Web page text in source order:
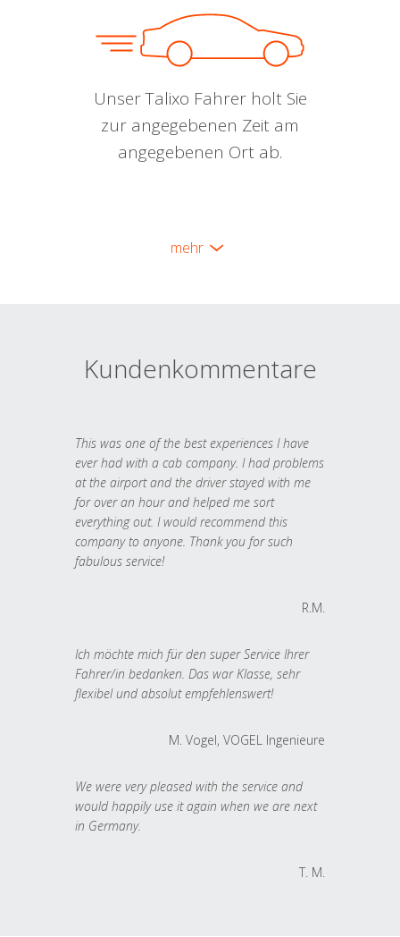
Unser Talixo Fahrer holt Sie
zur angegebenen Zeit am
angegebenen Ort ab.
mehr
Kundenkommentare
This was one of the best experiences I have
ever had with a cab company. I had problems
at the airport and the driver stayed with me
for over an hour and helped me sort
everything out. I would recommend this
company to anyone. Thank you for such
fabulous service!
R.M.
Ich möchte mich für den super Service Ihrer
Fahrer/in bedanken. Das war Klasse, sehr
flexibel und absolut empfehlenswert!
M. Vogel, VOGEL Ingenieure
We were very pleased with the service and
would happily use it again when we are next
in Germany.
T. M.